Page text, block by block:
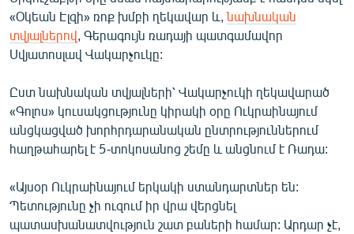
ՓՈԴՔԱՍԹ
Հայերեն
Русский
ՀԵՏԵՎԵՔ ՄԵԶ
«Օկեան Էլզի» ռոք խմբի ղեկավար և,նախնական
տվյալներով , Գերագույն ռադայի պատգամավոր
Սվյատոսլավ Վակարչուկը:
Ըստ նախնական տվյալների՝ Վակարչուկի ղեկավարած
«Գոլոս» կուսակցությունը կիրակի օրը Ուկրաինայում
անցկացված խորհրդարանական ընտրություններում
հաղթահարել է 5-տոկոսանոց շեմը և անցնում է Ռադա:
«Այսօր Ուկրաինայում երկակի ստանդարտներ են:
Պետությունը չի ուզում իր վրա վերցնել
պատասխանատվություն շատ բաների համար: Արդար չէ,